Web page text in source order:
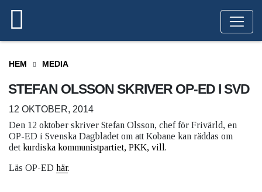
HEM MEDIA
STEFAN OLSSON SKRIVER OP-ED I SVD
12 OKTOBER, 2014
Den 12 oktober skriver Stefan Olsson, chef för Frivärld, en
OP-ED i Svenska Dagbladet om att Kobane kan räddas om
det kurdiska kommunistpartiet, PKK, vill.
Läs OP-ED här.